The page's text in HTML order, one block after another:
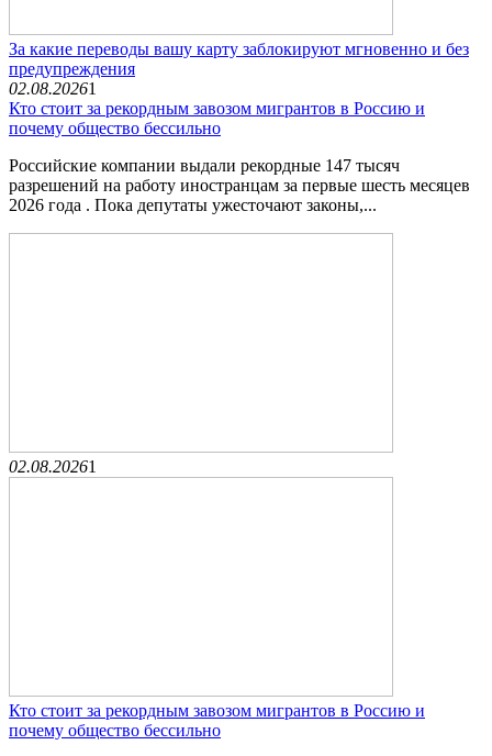
За какие переводы вашу карту заблокируют мгновенно и без
предупреждения
02.08.20261
Кто стоит за рекордным завозом мигрантов в Россию и
почему общество бессильно
Российские компании выдали рекордные 147 тысяч
разрешений на работу иностранцам за первые шесть месяцев
2026 года . Пока депутаты ужесточают законы,...
02.08.20261
Кто стоит за рекордным завозом мигрантов в Россию и
почему общество бессильно